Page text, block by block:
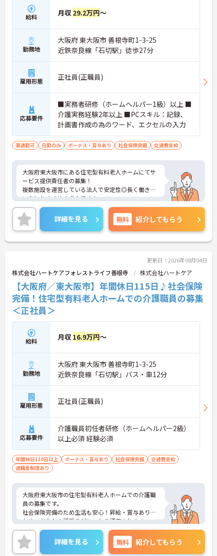
給料 月収 29.2万円～
勤務地
大阪府 東大阪市 善根寺町1-3-25
近鉄奈良線「石切駅」徒歩27分
雇用形態 正社員(正職員)
応募要件
■実務者研修（ホームヘルパー1級）以上 ■
介護実務経験2年以上 ■PCスキル：記録、
計画書作成の為のワード、エクセルの入力
車通勤可 日勤のみ ボーナス・賞与あり 社会保険完備 交通費支給
大阪府東大阪市にある住宅型有料老人ホームにてサ
ービス提供責任者の募集！
複数施設を運営している法人で安定性◎長く働きた
い方におすすめの求人です！
残業は少なめで、プライベートや家庭との両立もし
やすい環境です♪
ご興味のある方には、面接対策ポイントなど、さら
に詳細をお話しいたしますのでお気軽にご相談くだ
さい！
詳細を見る 無料 紹介してもらう
更新日：2026年08月04日
株式会社ハートケアフォレストライフ善根寺 株式会社ハートケア
【大阪府／東大阪市】年間休日115日♪社会保険
完備！住宅型有料老人ホームでの介護職員の募集
＜正社員＞
給料 月収 16.9万円～
勤務地
大阪府 東大阪市 善根寺町1-3-25
近鉄奈良線「石切駅」バス・車12分
雇用形態 正社員(正職員)
応募要件
介護職員初任者研修（ホームヘルパー2級）
以上必須 経験必須
年間休日110日以上 ボーナス・賞与あり 社会保険完備
交通費支給
退職金制度あり
大阪府東大阪市の住宅型有料老人ホームでの介護職
員の募集です。
社会保険完備のため生活も安心！昇給・賞与ありの
ため、あなたの頑張りがしっかり評価されます。
ご興味のある方は、面接のポイントをお伝えします
のでお気軽にお問い合せください。
詳細を見る 無料 紹介してもらう